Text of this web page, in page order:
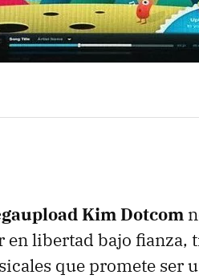
Kim Dotcom
en libertad bajo fianza,
que promete ser